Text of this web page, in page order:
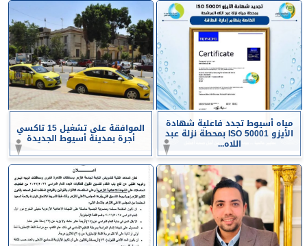
مياه أسيوط تجدد فاعلية شهادة
الأيزو ISO 50001 بمحطة نزلة عبد
اللاه...
الموافقة على تشغيل 15 تاكسي
أجرة بمدينة أسيوط الجديدة